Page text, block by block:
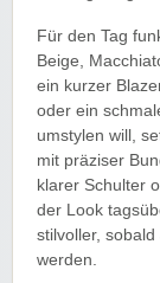
Für den Tag
Beige,
ein kurzer
oder ein
umstylen will,
mit präziser
klarer Schulter
der Look
stilvoller,
werden.